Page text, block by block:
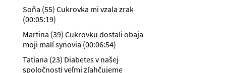
Soňa (55) Cukrovka mi vzala zrak
(00:05:19)
Martina (39) Cukrovku dostali obaja
moji malí synovia (00:06:54)
Tatiana (23) Diabetes v našej
spoločnosti veľmi zľahčujeme